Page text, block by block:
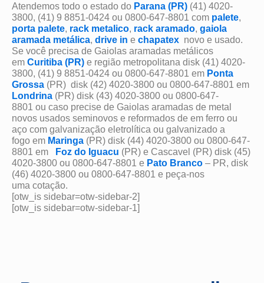
Atendemos todo o estado do Parana (PR) (41) 4020-
3800, (41) 9 8851-0424 ou 0800-647-8801 com palete,
porta palete, rack metalico, rack aramado, gaiola
aramada metálica, drive in e chapatex novo e usado.
Se você precisa de Gaiolas aramadas metálicos
em Curitiba (PR) e região metropolitana disk (41) 4020-
3800, (41) 9 8851-0424 ou 0800-647-8801 em Ponta
Grossa (PR) disk (42) 4020-3800 ou 0800-647-8801 em
Londrina (PR) disk (43) 4020-3800 ou 0800-647-
8801 ou caso precise de Gaiolas aramadas de metal
novos usados seminovos e reformados de em ferro ou
aço com galvanização eletrolítica ou galvanizado a
fogo em Maringa (PR) disk (44) 4020-3800 ou 0800-647-
8801 em
Foz do Iguacu (PR) e Cascavel (PR) disk (45)
4020-3800 ou 0800-647-8801 e Pato Branco – PR, disk
(46) 4020-3800 ou 0800-647-8801 e peça-nos
uma cotação.
[otw_is sidebar=otw-sidebar-2]
[otw_is sidebar=otw-sidebar-1]